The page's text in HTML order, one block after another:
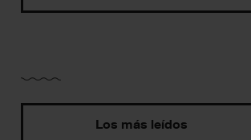
Los más leídos